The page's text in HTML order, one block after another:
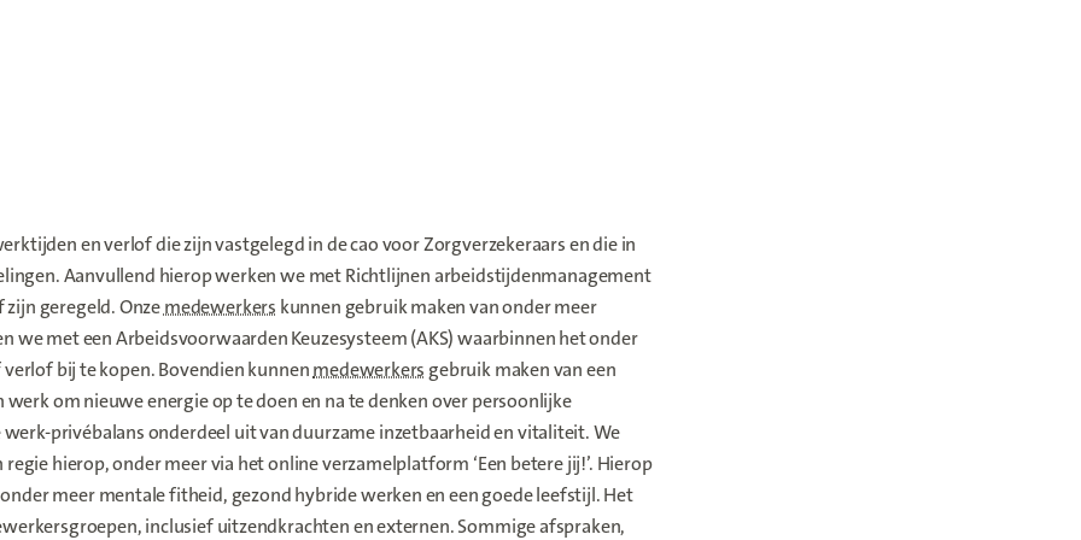
en verlof die zijn vastgelegd in de cao voor Zorgverzekeraars en die in
Aanvullend hierop werken we met Richtlijnen arbeidstijdenmanagement
geregeld. Onzemedewerkers kunnen gebruik maken van onder meer
met een Arbeidsvoorwaarden Keuzesysteem (AKS) waarbinnen het onder
bij te kopen. Bovendien kunnenmedewerkers gebruik maken van een
om nieuwe energie op te doen en na te denken over persoonlijke
privébalans onderdeel uit van duurzame inzetbaarheid en vitaliteit. We
hierop, onder meer via het online verzamelplatform ‘Een betere jij!’. Hierop
meer mentale fitheid, gezond hybride werken en een goede leefstijl. Het
inclusief uitzendkrachten en externen. Sommige afspraken,